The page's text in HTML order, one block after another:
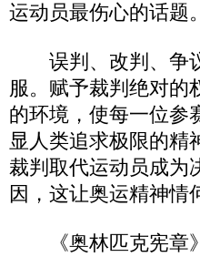
运动员最伤心的话题。
误判、改判、争议
服。赋予裁判绝对的
的环境，使每一位参
显人类追求极限的精
裁判取代运动员成为
因，这让奥运精神情
《奥林匹克宪章》